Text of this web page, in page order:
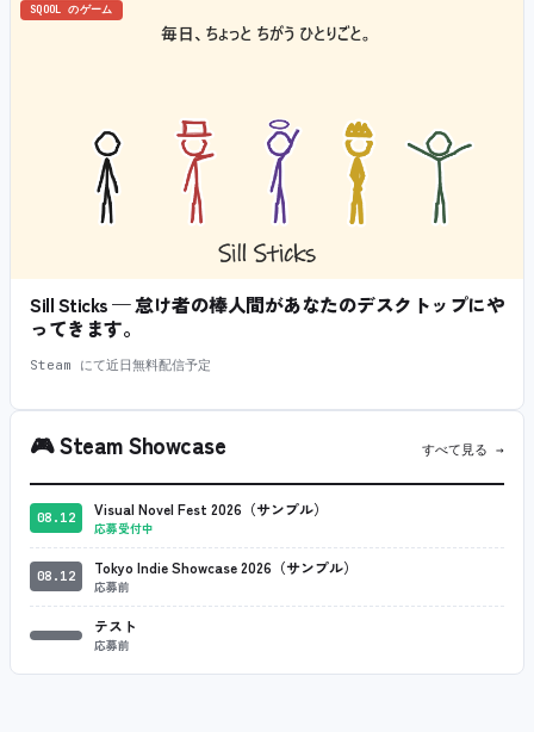
SQOOL のゲーム
Sill Sticks — 怠け者の棒人間があなたのデスクトップにや
ってきます。
Steam にて近日無料配信予定
🎮Steam Showcase すべて見る →
08.12 Visual Novel Fest 2026（サンプル）
応募受付中
08.12 Tokyo Indie Showcase 2026（サンプル）
応募前
テスト
応募前